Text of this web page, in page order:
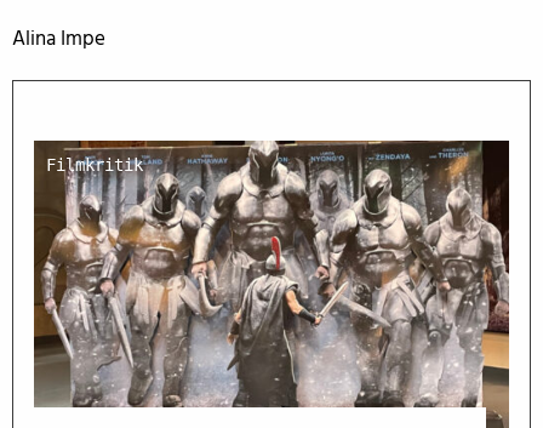
Alina Impe
Filmkritik